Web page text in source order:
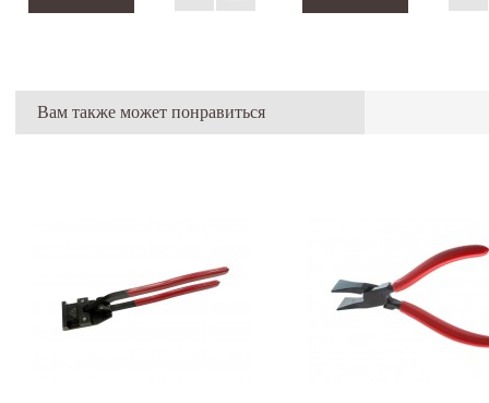
Вам также может понравиться